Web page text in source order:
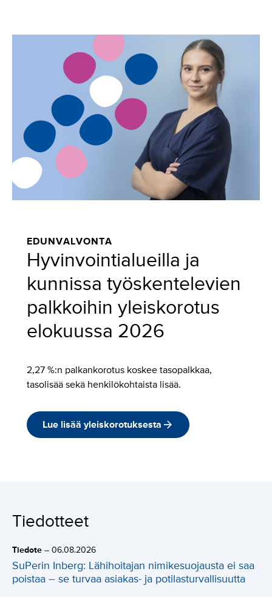
EDUNVALVONTA
Hyvinvointialueilla ja
kunnissa työskentelevien
palkkoihin yleiskorotus
elokuussa 2026
2,27 %:n palkankorotus koskee tasopalkkaa,
tasolisää sekä henkilökohtaista lisää.
Lue lisää yleiskorotuksesta
Tiedotteet
Tiedote – 06.08.2026
SuPerin Inberg: Lähihoitajan nimikesuojausta ei saa
poistaa – se turvaa asiakas- ja potilasturvallisuutta